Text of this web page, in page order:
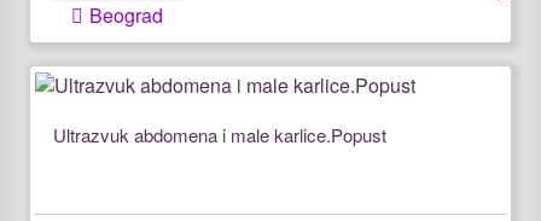
Beograd
Ultrazvuk abdomena i male karlice.Popust